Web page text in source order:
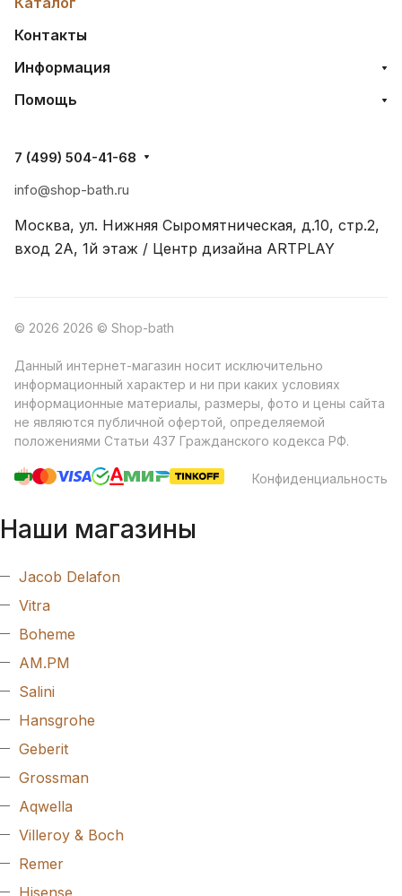
Контакты
Информация
Помощь
7 (499) 504-41-68
info@shop-bath.ru
Москва, ул. Нижняя Сыромятническая, д.10, стр.2,
вход 2A, 1й этаж / Центр дизайна ARTPLAY
© 2026 2026 © Shop-bath
Данный интернет-магазин носит исключительно
информационный характер и ни при каких условиях
информационные материалы, размеры, фото и цены сайта
не являются публичной офертой, определяемой
положениями Статьи 437 Гражданского кодекса РФ.
Конфиденциальность
Наши магазины
Jacob Delafon
Vitra
Boheme
AM.PM
Salini
Hansgrohe
Geberit
Grossman
Aqwella
Villeroy & Boch
Remer
Hisense